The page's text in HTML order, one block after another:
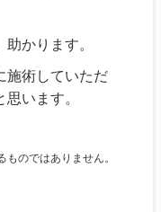
かります。
施術していただ
います。
のではありません。